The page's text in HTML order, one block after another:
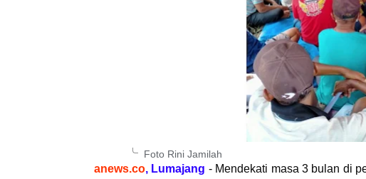
Foto Rini Jamilah
anews.co, Lumajang - Mendekati masa 3 bulan di